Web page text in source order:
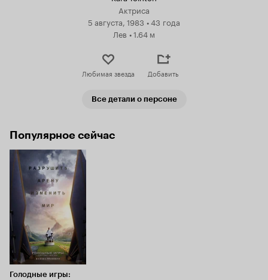
Актриса
5 августа, 1983 •43 года
Лев •1.64 м
Любимая звезда Добавить
Все детали о персоне
Популярное сейчас
Голодные игры: